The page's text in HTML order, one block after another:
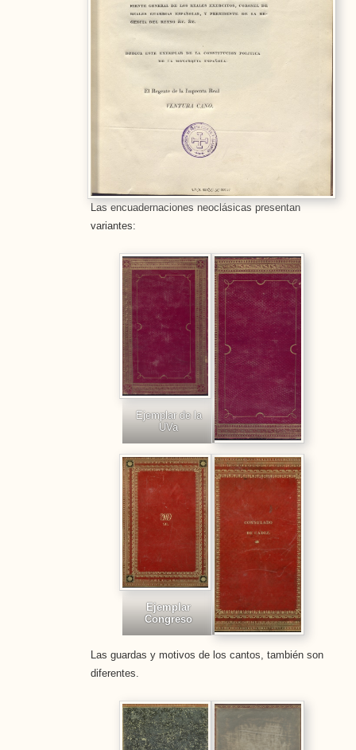
Las encuadernaciones neoclásicas presentan
variantes:
Ejemplar de la
UVa
Ejemplar
Congreso
Las guardas y motivos de los cantos, también son
diferentes.